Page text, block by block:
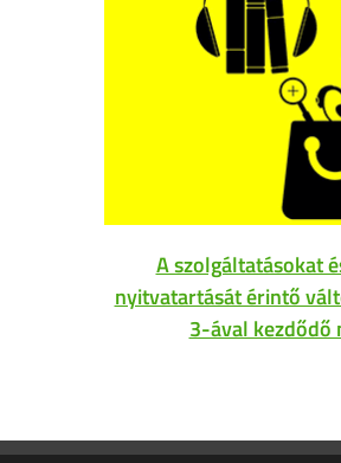
A szolgáltatásokat
nyitvatartását érintő
3-ával kezdődő